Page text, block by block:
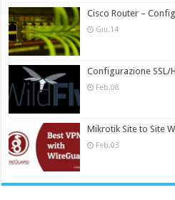
Cisco Router –
Giu.14
Configurazione SSL/
Feb.08
Mikrotik Site to Site
Feb.03